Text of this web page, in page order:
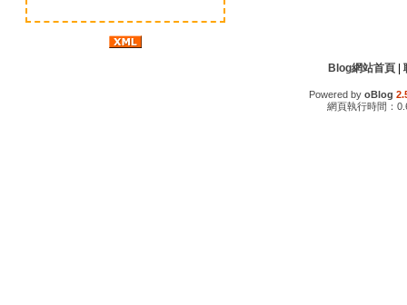
Blog網站首頁|
Powered by oBlog
網頁執行時間：